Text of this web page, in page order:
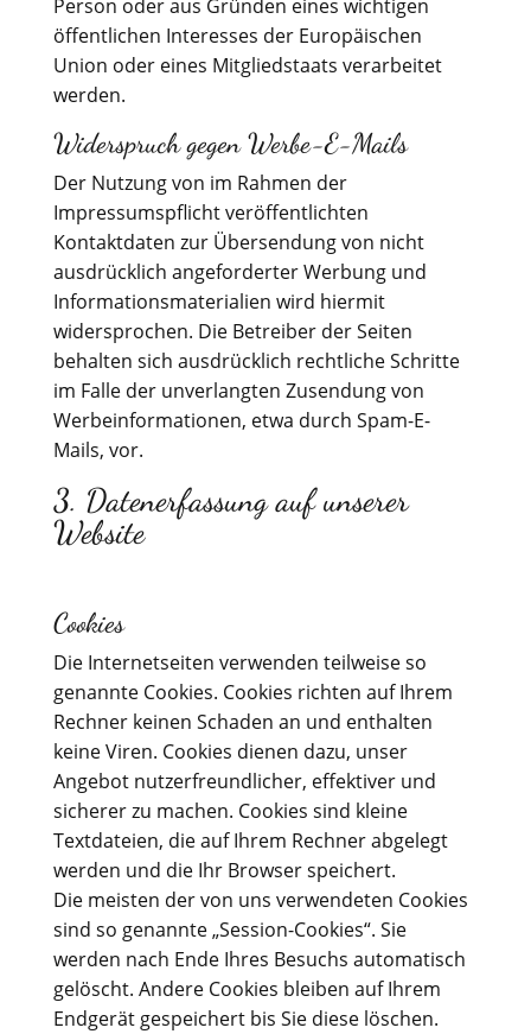
Person oder aus Gründen eines wichtigen
öffentlichen Interesses der Europäischen
Union oder eines Mitgliedstaats verarbeitet
werden.
Widerspruch gegen Werbe-E-Mails
Der Nutzung von im Rahmen der
Impressumspflicht veröffentlichten
Kontaktdaten zur Übersendung von nicht
ausdrücklich angeforderter Werbung und
Informationsmaterialien wird hiermit
widersprochen. Die Betreiber der Seiten
behalten sich ausdrücklich rechtliche Schritte
im Falle der unverlangten Zusendung von
Werbeinformationen, etwa durch Spam-E-
Mails, vor.
3. Datenerfassung auf unserer
Website
Cookies
Die Internetseiten verwenden teilweise so
genannte Cookies. Cookies richten auf Ihrem
Rechner keinen Schaden an und enthalten
keine Viren. Cookies dienen dazu, unser
Angebot nutzerfreundlicher, effektiver und
sicherer zu machen. Cookies sind kleine
Textdateien, die auf Ihrem Rechner abgelegt
werden und die Ihr Browser speichert.
Die meisten der von uns verwendeten Cookies
sind so genannte „Session-Cookies“. Sie
werden nach Ende Ihres Besuchs automatisch
gelöscht. Andere Cookies bleiben auf Ihrem
Endgerät gespeichert bis Sie diese löschen.